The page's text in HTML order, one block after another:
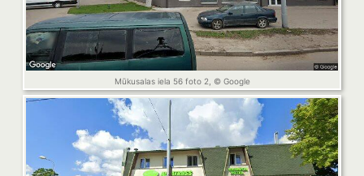
Mūkusalas iela 56 foto 2, © Google